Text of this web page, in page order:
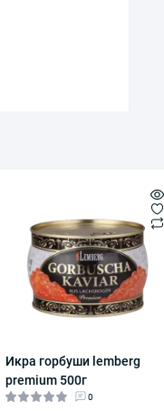
Икра горбуши lemberg
premium 500г
0